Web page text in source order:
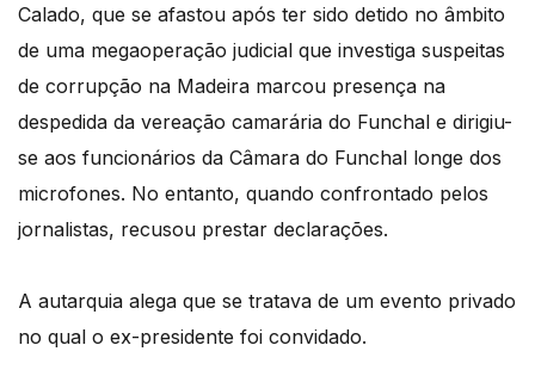
Calado, que se afastou após ter sido detido no âmbito
de uma megaoperação judicial que investiga suspeitas
de corrupção na Madeira marcou presença na
despedida da vereação camarária do Funchal e dirigiu-
se aos funcionários da Câmara do Funchal longe dos
microfones. No entanto, quando confrontado pelos
jornalistas, recusou prestar declarações.
A autarquia alega que se tratava de um evento privado
no qual o ex-presidente foi convidado.